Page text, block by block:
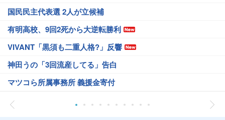
国民民主代表選 2人が立候補
有明高校、9回2死から大逆転勝利
VIVANT「黒須も二重人格?」反響
神田うの「3回流産してる」告白
マツコら所属事務所 義援金寄付